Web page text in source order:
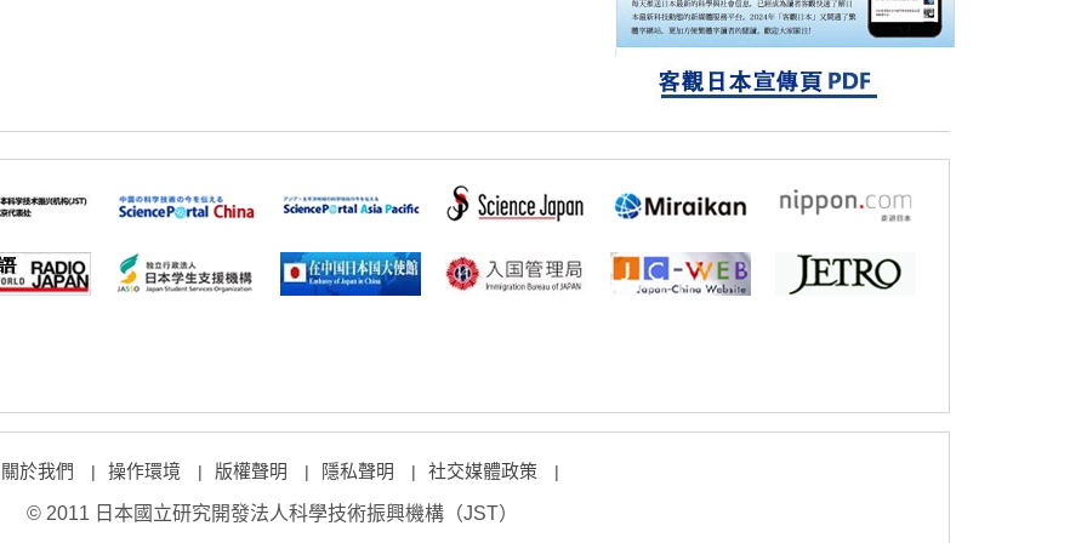
科學研究
藤田醫科大學等成功鑑定出非結核分枝桿菌
生存的必需基因，首次揭示該基因的必要性
因菌株而異
關於我們 | 操作環境 | 版權聲明 | 隱私聲明 | 社交媒體政策 |
© 2011 日本國立研究開發法人科學技術振興機構（JST）